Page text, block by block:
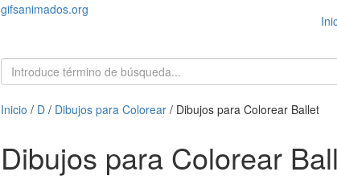
gifsanimados.org
Inicio / D / Dibujos para Colorear / Dibujos para Colorear Ballet
Dibujos para Colorear